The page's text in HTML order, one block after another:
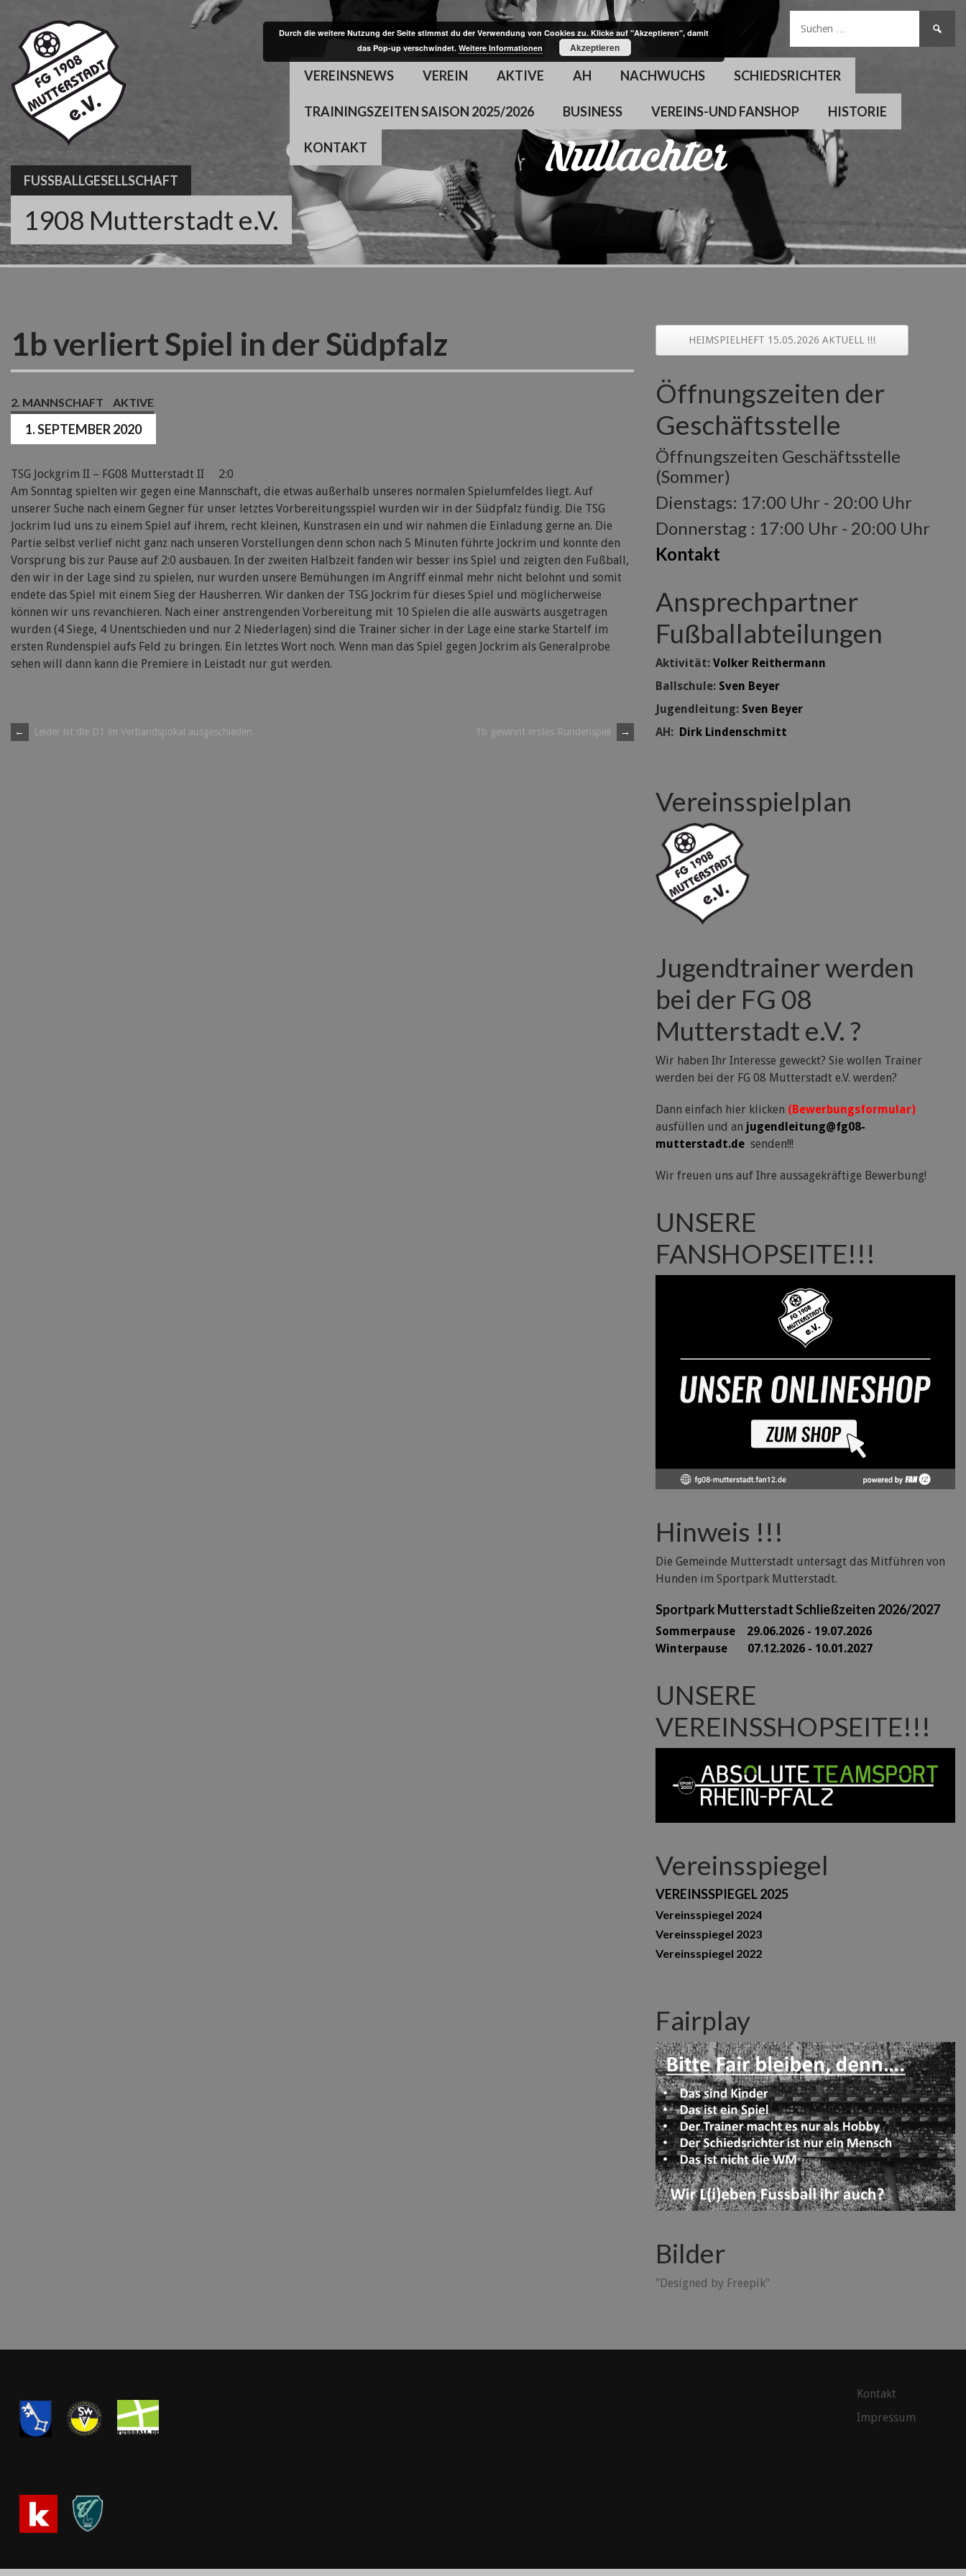
content
VEREINSNEWS VEREIN AKTIVE AH NACHWUCHS SCHIEDSRICHTER
TRAININGSZEITEN SAISON 2025/2026 BUSINESS VEREINS-UND FANSHOP HISTORIE
KONTAKT
nach:
FUSSBALLGESELLSCHAFT
1908 Mutterstadt e.V.
1b verliert Spiel in der Südpfalz
2. MANNSCHAFT AKTIVE
1. SEPTEMBER 2020
TSG Jockgrim II – FG08 Mutterstadt II 2:0
Am Sonntag spielten wir gegen eine Mannschaft, die etwas außerhalb unseres normalen Spielumfeldes liegt. Auf
unserer Suche nach einem Gegner für unser letztes Vorbereitungsspiel wurden wir in der Südpfalz fündig. Die TSG
Jockrim lud uns zu einem Spiel auf ihrem, recht kleinen, Kunstrasen ein und wir nahmen die Einladung gerne an. Die
Partie selbst verlief nicht ganz nach unseren Vorstellungen denn schon nach 5 Minuten führte Jockrim und konnte den
Vorsprung bis zur Pause auf 2:0 ausbauen. In der zweiten Halbzeit fanden wir besser ins Spiel und zeigten den Fußball,
den wir in der Lage sind zu spielen, nur wurden unsere Bemühungen im Angriff einmal mehr nicht belohnt und somit
endete das Spiel mit einem Sieg der Hausherren. Wir danken der TSG Jockrim für dieses Spiel und möglicherweise
können wir uns revanchieren. Nach einer anstrengenden Vorbereitung mit 10 Spielen die alle auswärts ausgetragen
wurden (4 Siege, 4 Unentschieden und nur 2 Niederlagen) sind die Trainer sicher in der Lage eine starke Startelf im
ersten Rundenspiel aufs Feld zu bringen. Ein letztes Wort noch. Wenn man das Spiel gegen Jockrim als Generalprobe
sehen will dann kann die Premiere in Leistadt nur gut werden.
Post
← Leider ist die D1 im Verbandspokal ausgeschieden 1b gewinnt erstes Rundenspiel →
HEIMSPIELHEFT 15.05.2026 AKTUELL !!!
Öffnungszeiten der
Geschäftsstelle
Öffnungszeiten Geschäftsstelle
(Sommer)
Dienstags: 17:00 Uhr - 20:00 Uhr
Donnerstag : 17:00 Uhr - 20:00 Uhr
Kontakt
Ansprechpartner
Fußballabteilungen
Aktivität:Volker Reithermann
Ballschule: Sven Beyer
Jugendleitung: Sven Beyer
AH: Dirk Lindenschmitt
Vereinsspielplan
Jugendtrainer werden
bei der FG 08
Mutterstadt e.V. ?
Wir haben Ihr Interesse geweckt? Sie wollen Trainer
werden bei der FG 08 Mutterstadt e.V. werden?
Dann einfach hier klicken (Bewerbungsformular)
ausfüllen und an jugendleitung@fg08-
mutterstadt.de senden!!!
Wir freuen uns auf Ihre aussagekräftige Bewerbung!
UNSERE
FANSHOPSEITE!!!
Hinweis !!!
Die Gemeinde Mutterstadt untersagt das Mitführen von
Hunden im Sportpark Mutterstadt.
Sportpark Mutterstadt Schließzeiten 2026/2027
Sommerpause 29.06.2026 - 19.07.2026
Winterpause 07.12.2026 - 10.01.2027
UNSERE
VEREINSSHOPSEITE!!!
Vereinsspiegel
VEREINSSPIEGEL 2025
Vereinsspiegel 2024
Vereinsspiegel 2023
Vereinsspiegel 2022
Fairplay
Bilder
"Designed by Freepik"
Kontakt
Impressum
Durch die weitere Nutzung der Seite stimmst du der Verwendung von Cookies zu. Klicke auf "Akzeptieren", damit
das Pop-up verschwindet. Weitere Informationen Akzeptieren